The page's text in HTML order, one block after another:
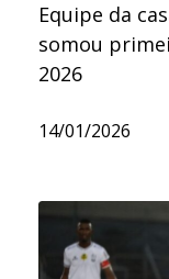
Equipe da
somou
2026
14/01/2026